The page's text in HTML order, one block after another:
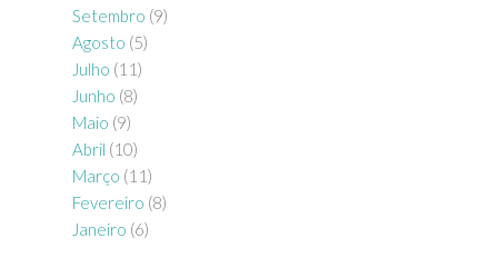
Setembro (9)
Agosto (5)
Julho (11)
Junho (8)
Maio (9)
Abril (10)
Março (11)
Fevereiro (8)
Janeiro (6)